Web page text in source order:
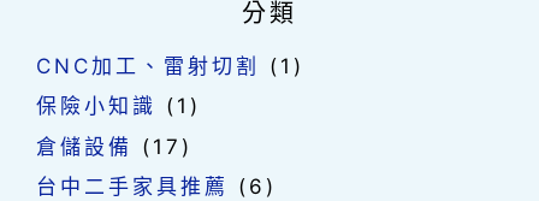
分類
CNC加工、雷射切割
(1)
保險小知識 (1)
倉儲設備
(17)
台中二手家具推薦
(6)